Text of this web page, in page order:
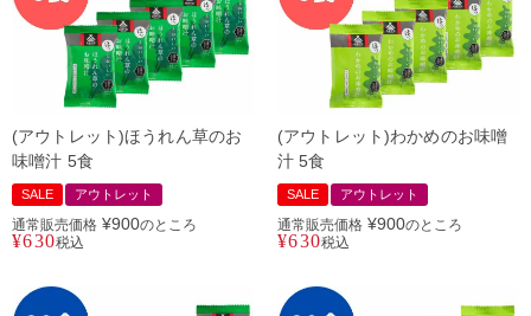
(アウトレット)ほうれん草のお
味噌汁 5食
SALE アウトレット
通常販売価格 ¥900のところ
¥630税込
(アウトレット)わかめのお味噌
汁 5食
SALE アウトレット
通常販売価格 ¥900のところ
¥630税込